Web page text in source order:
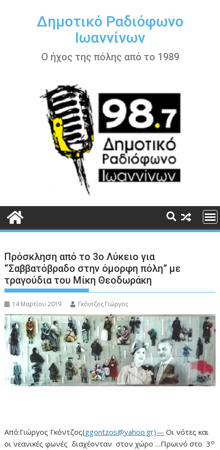
περιεχόμενοΔημοτικό Ραδιόφωνο
Ιωαννίνων
Ο ήχος της πόλης από το 1989
Πρόσκληση από το 3ο Λύκειο για
“Σαββατόβραδο στην όμορφη πόλη” με
τραγούδια του Μίκη Θεοδωράκη
14 Μαρτίου 2019 Γκόντζος Γιώργος
Από:Γιώργος Γκόντζος(ggontzos@yahoo.gr)— Οι νότες και
οι νεανικές φωνές διαχέονταν στον χώρο …Πρωινό στο 3 ο